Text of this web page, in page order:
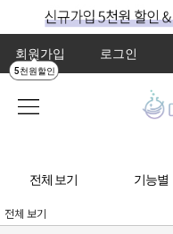
회원가입
5천원할인
로그인
전체 보기 기능별
전체 보기